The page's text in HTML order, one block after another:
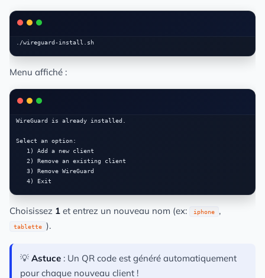
Menu affiché :
WireGuard is already installed.
Select an option:
Choisissez 1 et entrez un nouveau nom (ex: iphone ,
tablette ).
💡 Astuce : Un QR code est généré automatiquement
pour chaque nouveau client !